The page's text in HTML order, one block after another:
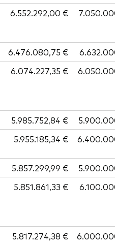
6.552.292,00 €
6.476.080,75 €
6.074.227,35 €
5.985.752,84 €
5.955.185,34 €
5.857.299,99 €
5.851.861,33 €
5.817.274,38 €